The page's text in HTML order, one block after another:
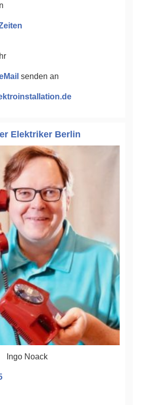
senden an
Elektriker Berlin
Ingo Noack